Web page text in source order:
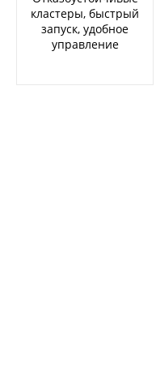
кластеры, быстрый
запуск, удобное
управление